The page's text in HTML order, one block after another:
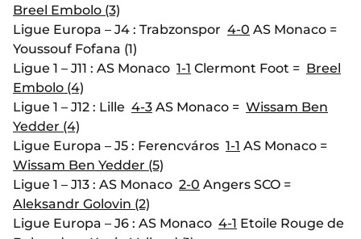
Breel Embolo (3)
Ligue Europa – J4 : Trabzonspor 4-0 AS Monaco =
Youssouf Fofana (1)
Ligue 1 – J11 : AS Monaco 1-1 Clermont Foot = Breel
Embolo (4)
Ligue 1 – J12 : Lille 4-3 AS Monaco = Wissam Ben
Yedder (4)
Ligue Europa – J5 : Ferencváros 1-1 AS Monaco =
Wissam Ben Yedder (5)
Ligue 1 – J13 : AS Monaco 2-0 Angers SCO =
Aleksandr Golovin (2)
Ligue Europa – J6 : AS Monaco 4-1 Etoile Rouge de